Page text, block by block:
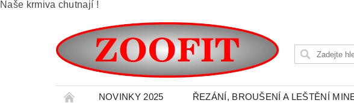
Naše krmiva chutnají !
NOVINKY 2025 ŘEZÁNÍ, BROUŠENÍ A LEŠTĚNÍ